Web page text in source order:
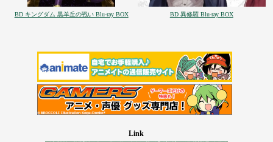
BD キングダム 黒羊丘の戦い Blu-ray BOX BD 異修羅 Blu-ray BOX
Link